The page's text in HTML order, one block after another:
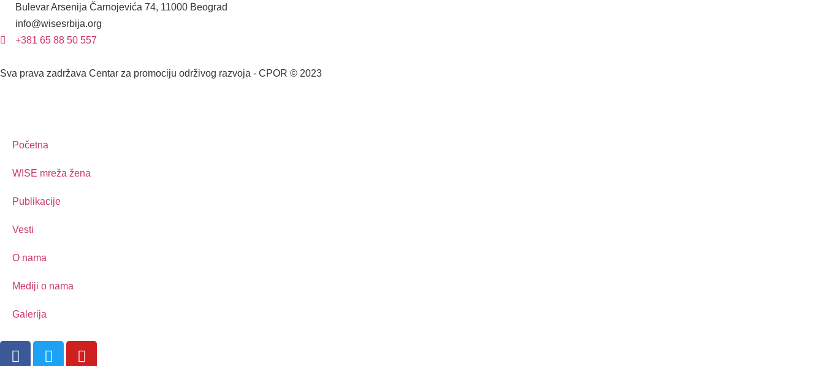
Bulevar Arsenija Čarnojevića 74, 11000 Beograd
info@wisesrbija.org
+381 65 88 50 557
Sva prava zadržava Centar za promociju održivog razvoja - CPOR © 2023
Početna
WISE mreža žena
Publikacije
Vesti
O nama
Mediji o nama
Galerija